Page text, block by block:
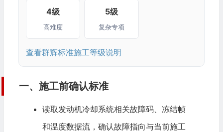
4级
高难度
5级
复杂专项
查看群辉标准施工等级说明
一、施工前确认标准
读取发动机冷却系统相关故障码、冻结帧
和温度数据流，确认故障指向与当前施工